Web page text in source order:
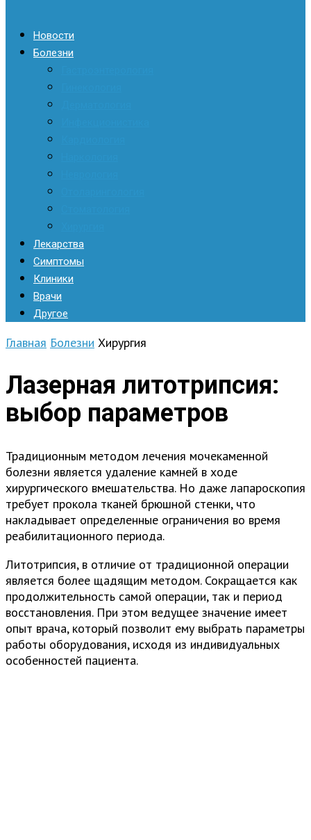
Новости
Болезни
Лекарства
Симптомы
Клиники
Врачи
Другое
Главная Болезни Хирургия
Лазерная литотрипсия:
выбор параметров
Традиционным методом лечения мочекаменной
болезни является удаление камней в ходе
хирургического вмешательства. Но даже лапароскопия
требует прокола тканей брюшной стенки, что
накладывает определенные ограничения во время
реабилитационного периода.
Литотрипсия, в отличие от традиционной операции
является более щадящим методом. Сокращается как
продолжительность самой операции, так и период
восстановления. При этом ведущее значение имеет
опыт врача, который позволит ему выбрать параметры
работы оборудования, исходя из индивидуальных
особенностей пациента.